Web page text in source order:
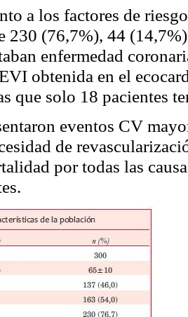
a los factores de
230 (76,7%), 44
enfermedad
obtenida en el
que solo 18 pacientes
eventos CV
de
por todas las